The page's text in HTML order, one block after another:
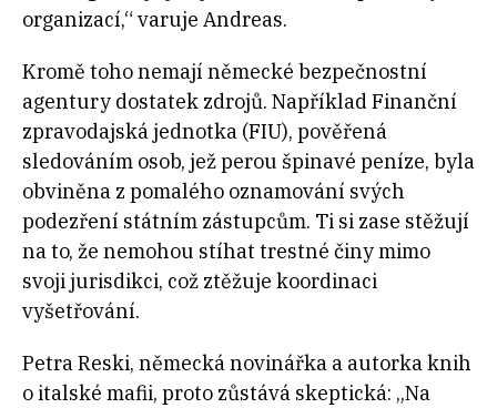
organizací,“ varuje Andreas.
Kromě toho nemají německé bezpečnostní
agentury dostatek zdrojů. Například Finanční
zpravodajská jednotka (FIU), pověřená
sledováním osob, jež perou špinavé peníze, byla
obviněna z pomalého oznamování svých
podezření státním zástupcům. Ti si zase stěžují
na to, že nemohou stíhat trestné činy mimo
svoji jurisdikci, což ztěžuje koordinaci
vyšetřování.
Petra Reski, německá novinářka a autorka knih
o italské mafii, proto zůstává skeptická: „Na